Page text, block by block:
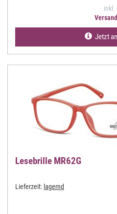
inkl.
Jetzt
Lesebrille MR62G
Lieferzeit: lagernd